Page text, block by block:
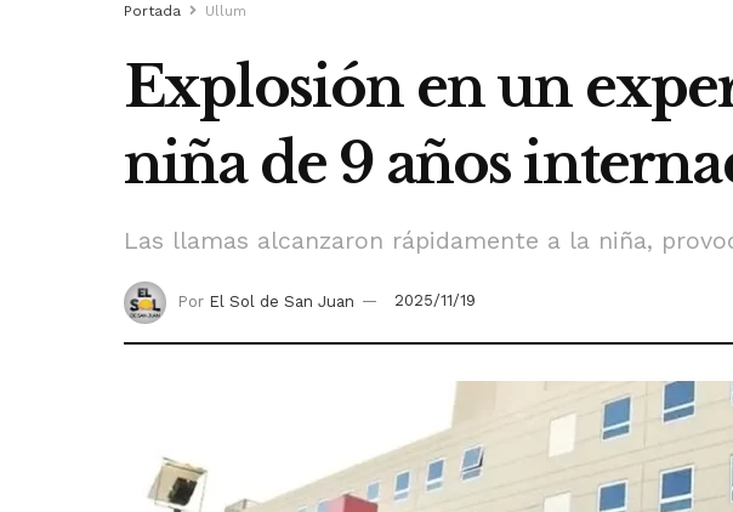
Portada Ullum
Explosión en un
niña de 9 años
Las llamas alcanzaron rápidamente a la niña,
Por El Sol de San Juan 2025/11/19